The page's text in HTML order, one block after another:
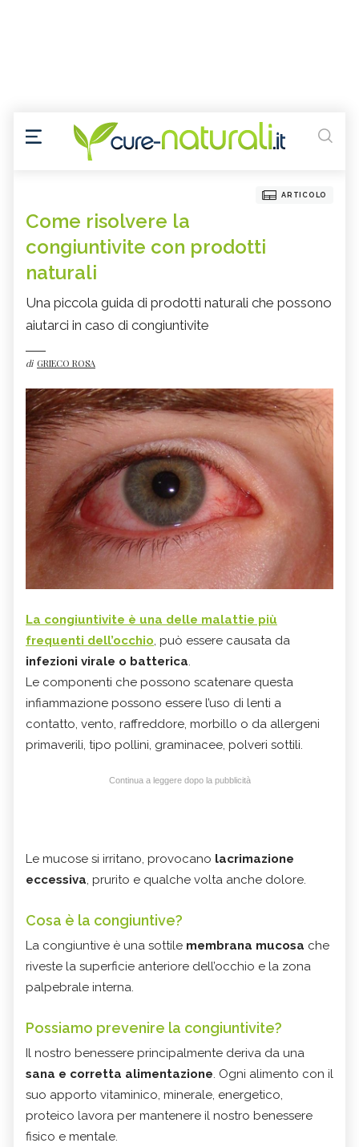
ARTICOLO
Come risolvere la
congiuntivite con prodotti
naturali
Una piccola guida di prodotti naturali che possono
aiutarci in caso di congiuntivite
di GRIECO ROSA
La congiuntivite è una delle malattie più
frequenti dell’occhio, può essere causata da
infezioni virale o batterica.
Le componenti che possono scatenare questa
infiammazione possono essere l’uso di lenti a
contatto, vento, raffreddore, morbillo o da allergeni
primaverili, tipo pollini, graminacee, polveri sottili.
Continua a leggere dopo la pubblicità
Le mucose si irritano, provocano lacrimazione
eccessiva, prurito e qualche volta anche dolore.
Cosa è la congiuntive?
La congiuntive è una sottile membrana mucosa che
riveste la superficie anteriore dell’occhio e la zona
palpebrale interna.
Possiamo prevenire la congiuntivite?
Il nostro benessere principalmente deriva da una
sana e corretta alimentazione. Ogni alimento con il
suo apporto vitaminico, minerale, energetico,
proteico lavora per mantenere il nostro benessere
fisico e mentale.